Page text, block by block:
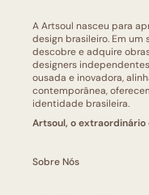
A Artsoul nasceu para
design brasileiro. Em um
descobre e adquire
designers
ousada e inovadora,
contemporânea,
identidade brasileira.
Artsoul, o extraordinário
Sobre Nós